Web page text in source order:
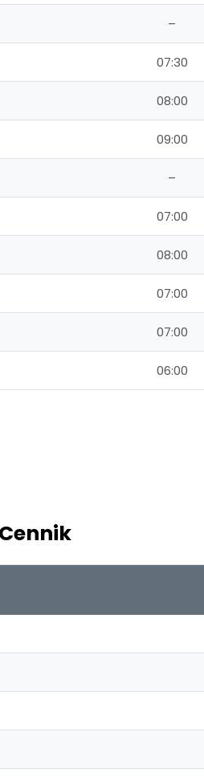
–
07:30
08:00
09:00
–
07:00
08:00
07:00
07:00
06:00
Cennik